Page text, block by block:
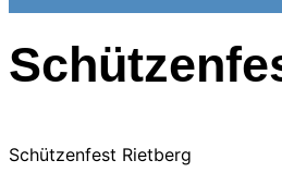
Schützenfest Rietberg